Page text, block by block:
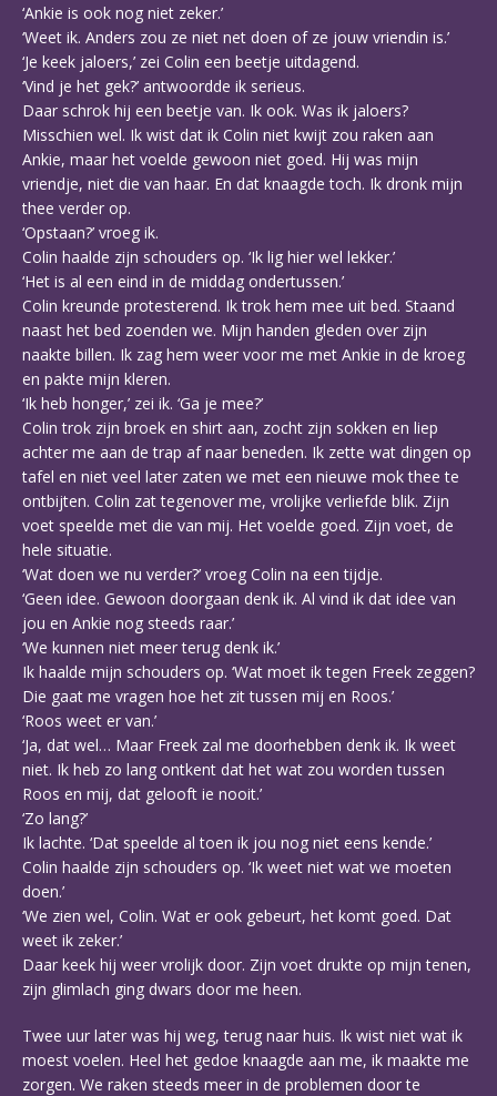
‘Ankie is ook nog niet zeker.’
‘Weet ik. Anders zou ze niet net doen of ze jouw vriendin is.’
‘Je keek jaloers,’ zei Colin een beetje uitdagend.
‘Vind je het gek?’ antwoordde ik serieus.
Daar schrok hij een beetje van. Ik ook. Was ik jaloers?
Misschien wel. Ik wist dat ik Colin niet kwijt zou raken aan
Ankie, maar het voelde gewoon niet goed. Hij was mijn
vriendje, niet die van haar. En dat knaagde toch. Ik dronk mijn
thee verder op.
‘Opstaan?’ vroeg ik.
Colin haalde zijn schouders op. ‘Ik lig hier wel lekker.’
‘Het is al een eind in de middag ondertussen.’
Colin kreunde protesterend. Ik trok hem mee uit bed. Staand
naast het bed zoenden we. Mijn handen gleden over zijn
naakte billen. Ik zag hem weer voor me met Ankie in de kroeg
en pakte mijn kleren.
‘Ik heb honger,’ zei ik. ‘Ga je mee?’
Colin trok zijn broek en shirt aan, zocht zijn sokken en liep
achter me aan de trap af naar beneden. Ik zette wat dingen op
tafel en niet veel later zaten we met een nieuwe mok thee te
ontbijten. Colin zat tegenover me, vrolijke verliefde blik. Zijn
voet speelde met die van mij. Het voelde goed. Zijn voet, de
hele situatie.
‘Wat doen we nu verder?’ vroeg Colin na een tijdje.
‘Geen idee. Gewoon doorgaan denk ik. Al vind ik dat idee van
jou en Ankie nog steeds raar.’
‘We kunnen niet meer terug denk ik.’
Ik haalde mijn schouders op. ‘Wat moet ik tegen Freek zeggen?
Die gaat me vragen hoe het zit tussen mij en Roos.’
‘Roos weet er van.’
‘Ja, dat wel… Maar Freek zal me doorhebben denk ik. Ik weet
niet. Ik heb zo lang ontkent dat het wat zou worden tussen
Roos en mij, dat gelooft ie nooit.’
‘Zo lang?’
Ik lachte. ‘Dat speelde al toen ik jou nog niet eens kende.’
Colin haalde zijn schouders op. ‘Ik weet niet wat we moeten
doen.’
‘We zien wel, Colin. Wat er ook gebeurt, het komt goed. Dat
weet ik zeker.’
Daar keek hij weer vrolijk door. Zijn voet drukte op mijn tenen,
zijn glimlach ging dwars door me heen.
Twee uur later was hij weg, terug naar huis. Ik wist niet wat ik
moest voelen. Heel het gedoe knaagde aan me, ik maakte me
zorgen. We raken steeds meer in de problemen door te